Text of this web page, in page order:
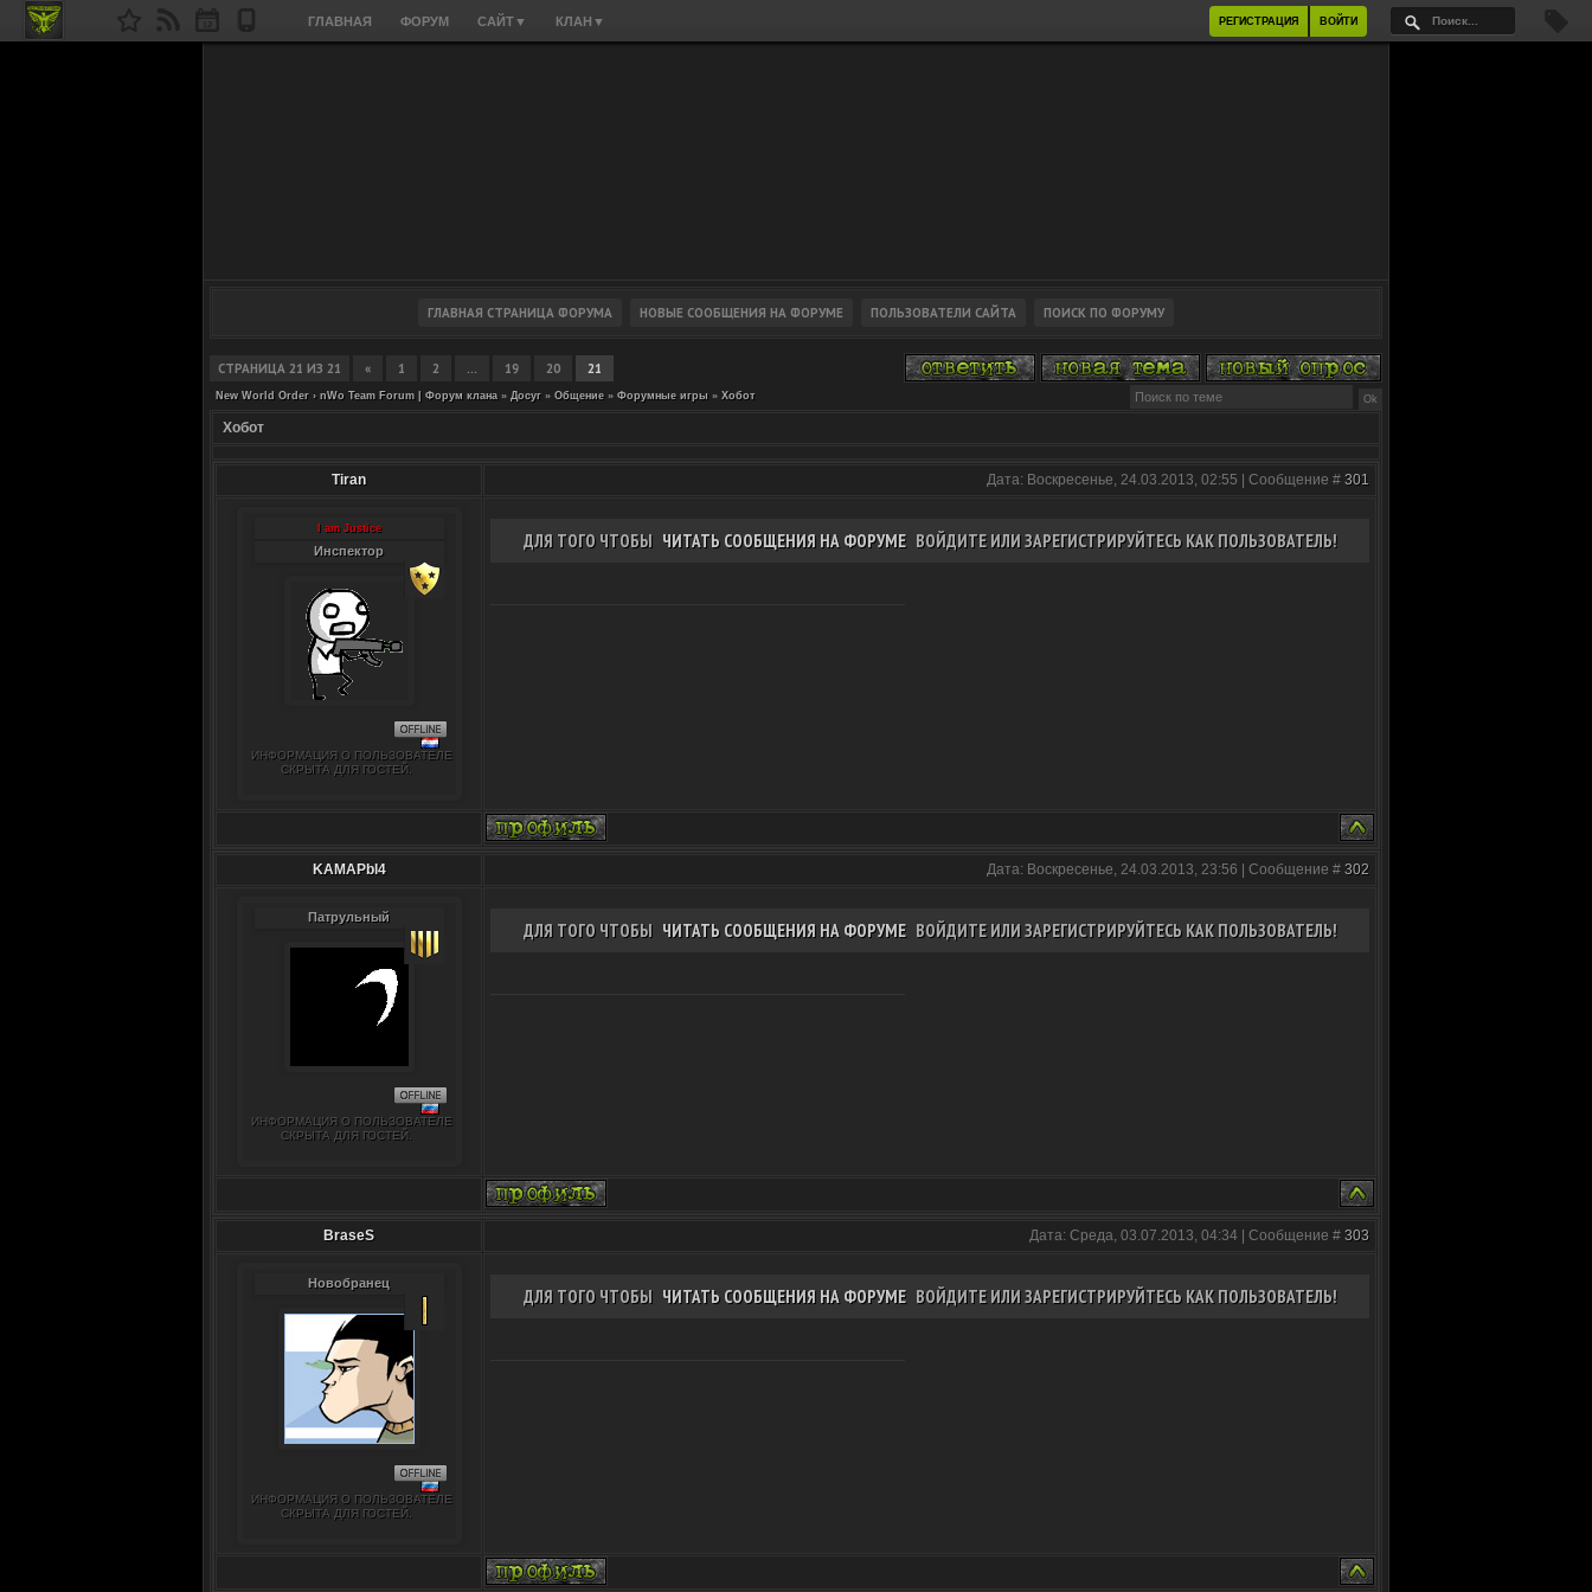
ГЛАВНАЯ ФОРУМ САЙТ▼ КЛАН ▼ РЕГИСТРАЦИЯ ВОЙТИ
СТРАНИЦА 21 ИЗ 21 « 1 2 … 19 20 21
New World Order › nWo Team Forum | Форум клана » Досуг » Общение » Форумные игры » Хобот
Хобот
Tiran Дата: Воскресенье, 24.03.2013, 02:55 | Сообщение # 301
I am Justice
Инспектор
ИНФОРМАЦИЯ О ПОЛЬЗОВАТЕЛЕ
СКРЫТА ДЛЯ ГОСТЕЙ.
ДЛЯ ТОГО ЧТОБЫ ЧИТАТЬ СООБЩЕНИЯ НА ФОРУМЕ ВОЙДИТЕ ИЛИ ЗАРЕГИСТРИРУЙТЕСЬ КАК ПОЛЬЗОВАТЕЛЬ!
KAMAPbl4 Дата: Воскресенье, 24.03.2013, 23:56 | Сообщение # 302
Патрульный
ИНФОРМАЦИЯ О ПОЛЬЗОВАТЕЛЕ
СКРЫТА ДЛЯ ГОСТЕЙ.
ДЛЯ ТОГО ЧТОБЫ ЧИТАТЬ СООБЩЕНИЯ НА ФОРУМЕ ВОЙДИТЕ ИЛИ ЗАРЕГИСТРИРУЙТЕСЬ КАК ПОЛЬЗОВАТЕЛЬ!
BraseS Дата: Среда, 03.07.2013, 04:34 | Сообщение # 303
Новобранец
ИНФОРМАЦИЯ О ПОЛЬЗОВАТЕЛЕ
СКРЫТА ДЛЯ ГОСТЕЙ.
ДЛЯ ТОГО ЧТОБЫ ЧИТАТЬ СООБЩЕНИЯ НА ФОРУМЕ ВОЙДИТЕ ИЛИ ЗАРЕГИСТРИРУЙТЕСЬ КАК ПОЛЬЗОВАТЕЛЬ!